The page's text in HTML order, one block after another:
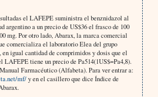
el LAFEPE suministra el benznidazol al
argentino a un precio de US$36 el frasco de 100
mg. Por otro lado, Abarax, la marca comercial
comercializa el laboratorio Elea del grupo
igual cantidad de comprimidos y dosis que el
LAFEPE tiene un precio de Pa514(1US$=Pa4,8).
Farmacéutico (Alfabeta). Para ver entrar a:
mf/y en el casillero que dice Índice de